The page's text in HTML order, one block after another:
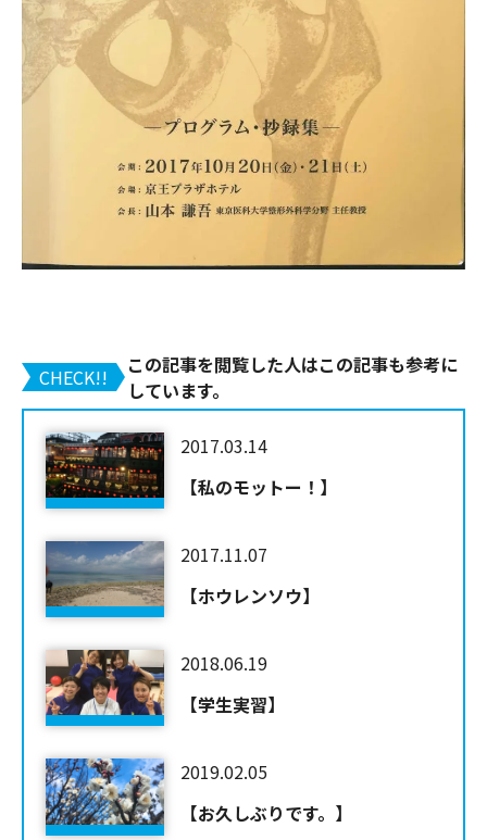
CHECK!!
この記事を閲覧した人はこの記事も参考に
しています。
2017.03.14
【私のモットー！】
2017.11.07
【ホウレンソウ】
2018.06.19
【学生実習】
2019.02.05
【お久しぶりです。】